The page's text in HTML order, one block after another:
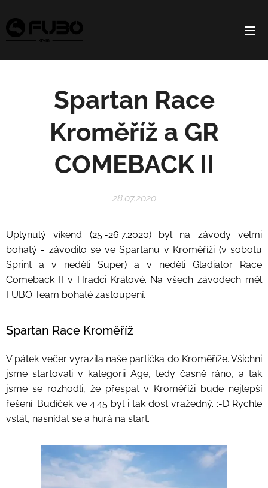
Spartan Race
Kroměříž a GR
COMEBACK II
28.07.2020
Uplynulý víkend (25.-26.7.2020) byl na závody velmi
bohatý - závodilo se ve Spartanu v Kroměříži (v sobotu
Sprint a v neděli Super) a v neděli Gladiator Race
Comeback II v Hradci Králové. Na všech závodech měl
FUBO Team bohaté zastoupení.
Spartan Race Kroměříž
V pátek večer vyrazila naše partička do Kroměříže. Všichni
jsme startovali v kategorii Age, tedy časně ráno, a tak
jsme se rozhodli, že přespat v Kroměříži bude nejlepší
řešení. Budíček ve 4:45 byl i tak dost vražedný. :-D Rychle
vstát, nasnídat se a hurá na start.